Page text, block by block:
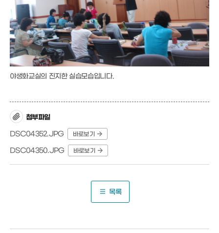
야생화교실의 진지한 실습모습입니다.
첨부파일
DSC04352.JPG
바로보기
DSC04350.JPG 바로보기
목록